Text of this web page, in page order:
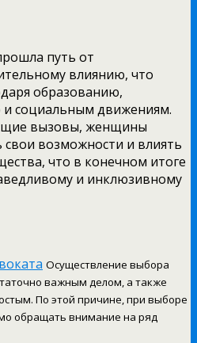
путь от
влиянию, что
образованию,
и социальным движениям.
вызовы, женщины
возможности и влиять
что в конечном итоге
и инклюзивному
Осуществление выбора
важным делом, а также
По этой причине, при выборе
обращать внимание на ряд